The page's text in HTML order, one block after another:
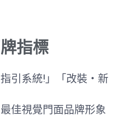
指標
指引系統!」「改裝‧新
佳視覺門面品牌形象